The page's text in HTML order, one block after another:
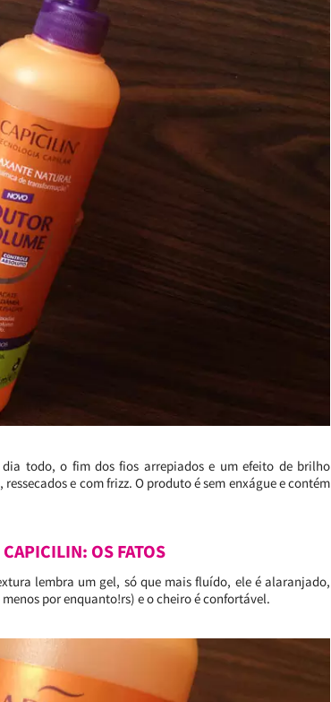
todo, o fim dos fios arrepiados e um efeito de brilho
e com frizz. O produto é sem enxágue e contém
OS FATOS
lembra um gel, só que mais fluído, ele é alaranjado,
por enquanto!rs) e o cheiro é confortável.